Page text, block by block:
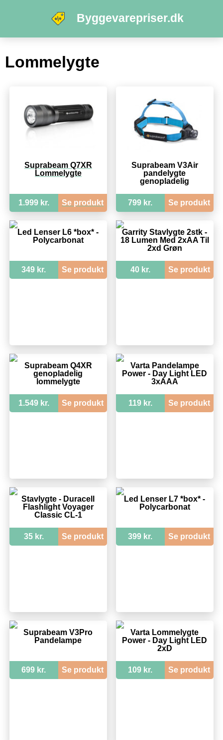
Byggevarepriser.dk
Lommelygte
Suprabeam Q7XR
Lommelygte
1.999 kr. Se produkt
Suprabeam V3Air
pandelygte
genopladelig
799 kr. Se produkt
Led Lenser L6 *box* -
Polycarbonat
349 kr. Se produkt
Garrity Stavlygte 2stk -
18 Lumen Med 2xAA Til
2xd Grøn
40 kr. Se produkt
Suprabeam Q4XR
genopladelig
lommelygte
1.549 kr. Se produkt
Varta Pandelampe
Power - Day Light LED
3xAAA
119 kr. Se produkt
Stavlygte - Duracell
Flashlight Voyager
Classic CL-1
35 kr. Se produkt
Led Lenser L7 *box* -
Polycarbonat
399 kr. Se produkt
Suprabeam V3Pro
Pandelampe
699 kr. Se produkt
Varta Lommelygte
Power - Day Light LED
2xD
109 kr. Se produkt